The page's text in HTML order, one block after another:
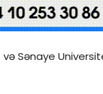
Sənaye